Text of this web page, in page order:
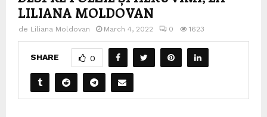
LILIANA MOLDOVAN
de Liliana Moldovan March 4, 2022 0 1623
SHARE 0